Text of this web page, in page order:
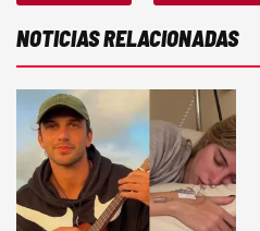
NOTICIAS RELACIONADAS